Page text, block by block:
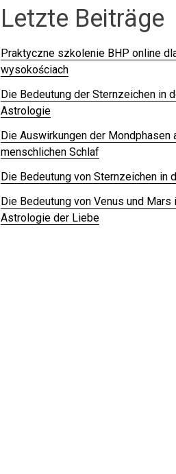
Letzte Beiträge
Praktyczne szkolenie BHP online
wysokościach
Die Bedeutung der Sternzeichen in
Astrologie
Die Auswirkungen der Mondphasen
menschlichen Schlaf
Die Bedeutung von Sternzeichen in
Die Bedeutung von Venus und Mars
Astrologie der Liebe